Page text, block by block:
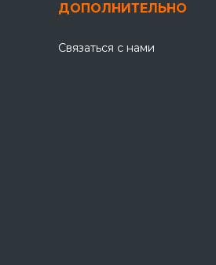
ДОПОЛНИТЕЛЬНО
Связаться с нами